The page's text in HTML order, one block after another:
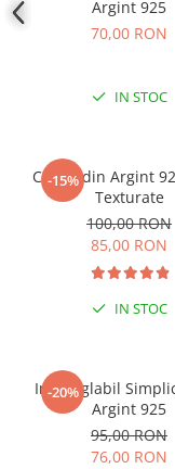
Coliere cu mărgele
Argint 925
70,00 RON
IN STOC
-15%
Cercei din Argint
Texturate
100,00 RON
85,00 RON
IN STOC
-20%
Inel reglabil
Argint 925
95,00 RON
76,00 RON